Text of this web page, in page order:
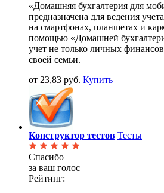
«Домашняя бухгалтерия для
предназначена для ведения
на смартфонах, планшетах и
помощью «Домашней
учет не только личных
своей семьи.
от 23,83 руб. Купить
Конструктор тестов Тесты
Спасибо
за ваш голос
Рейтинг: